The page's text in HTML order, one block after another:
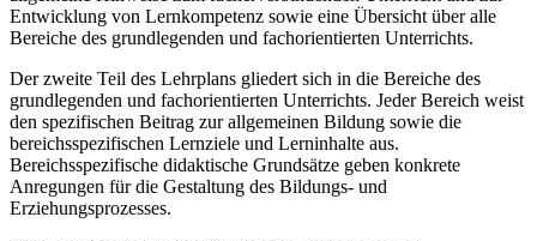
Entwicklung von Lernkompetenz sowie eine Übersicht über alle
Bereiche des grundlegenden und fachorientierten Unterrichts.
Der zweite Teil des Lehrplans gliedert sich in die Bereiche des
grundlegenden und fachorientierten Unterrichts. Jeder Bereich weist
den spezifischen Beitrag zur allgemeinen Bildung sowie die
bereichsspezifischen Lernziele und Lerninhalte aus.
Bereichsspezifische didaktische Grundsätze geben konkrete
Anregungen für die Gestaltung des Bildungs- und
Erziehungsprozesses.